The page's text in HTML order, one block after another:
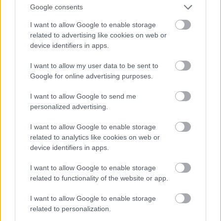
Google consents
I want to allow Google to enable storage
related to advertising like cookies on web or
device identifiers in apps.
I want to allow my user data to be sent to
Google for online advertising purposes.
I want to allow Google to send me
personalized advertising.
I want to allow Google to enable storage
related to analytics like cookies on web or
device identifiers in apps.
I want to allow Google to enable storage
related to functionality of the website or app.
I want to allow Google to enable storage
related to personalization.
υπηρεσία λήψης στοιχείων από τα μητρώα
στοιχείων από το Μητρώο Επικοινωνίας Πολιτών,
Νασυλλέξεισυγκεκριμένα δημογραφικά
το φύλο, τη χώρα-πόλη διαμονής και τον
αυτά αξιοποιούνται αποκλειστικά για την
επιλογή του κατάλληλου ερωτηματολογίου και
σε ανωνυμοποιημένη μορφή.
ελέγξει την ύπαρξη συγκατάθεσης του πολίτη
για αποστολή ηλεκτρονικών ειδοποιήσεων. Για